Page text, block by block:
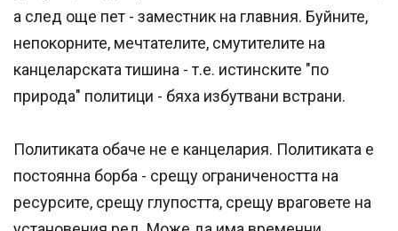
а след още пет - заместник на главния. Буйните,
непокорните, мечтателите, смутителите на
канцеларската тишина - т.е. истинските "по
природа" политици - бяха избутвани встрани.
Политиката обаче не е канцелария. Политиката е
постоянна борба - срещу ограничеността на
ресурсите, срещу глупостта, срещу враговете на